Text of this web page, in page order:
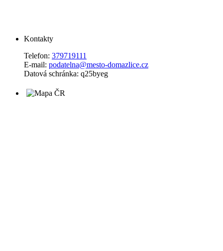
Kontakty
Telefon: 379719111
E-mail: podatelna@mesto-domazlice.cz
Datová schránka: q25byeg